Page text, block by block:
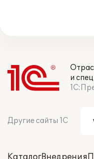
и
Другие сайты 1С
КаталогВнедрения